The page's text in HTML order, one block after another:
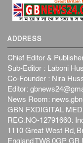
ADDRESS
Chief Editor &
Sub-Editor : Laboni
Co-Founder : Nira
Editor:
News Room:
GBN FXDIGITAL
REG:NO-12791660:
1110 Great West Rd,